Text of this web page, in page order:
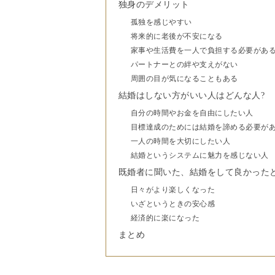
独身のデメリット
孤独を感じやすい
将来的に老後が不安になる
家事や生活費を一人で負担する必要がある
パートナーとの絆や支えがない
周囲の目が気になることもある
結婚はしない方がいい人はどんな人?
自分の時間やお金を自由にしたい人
目標達成のためには結婚を諦める必要が
一人の時間を大切にしたい人
結婚というシステムに魅力を感じない人
既婚者に聞いた、結婚をして良かった
日々がより楽しくなった
いざというときの安心感
経済的に楽になった
まとめ